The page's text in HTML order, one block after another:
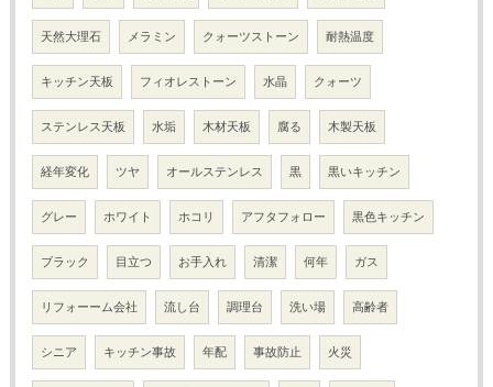
天然大理石 メラミン クォーツストーン 耐熱温度
キッチン天板 フィオレストーン 水晶 クォーツ
ステンレス天板 水垢 木材天板 腐る 木製天板
経年変化 ツヤ オールステンレス 黒 黒いキッチン
グレー ホワイト ホコリ アフタフォロー 黒色キッチン
ブラック 目立つ お手入れ 清潔 何年 ガス
リフォーーム会社 流し台 調理台 洗い場 高齢者
シニア キッチン事故 年配 事故防止 火災